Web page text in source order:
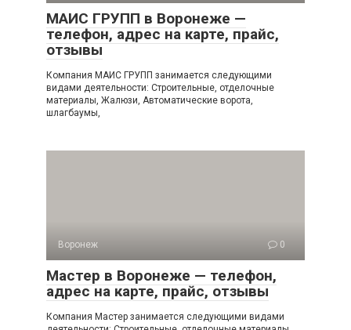
МАИС ГРУПП в Воронеже —
телефон, адрес на карте, прайс,
отзывы
Компания МАИС ГРУПП занимается следующими
видами деятельности: Строительные, отделочные
материалы, Жалюзи, Автоматические ворота,
шлагбаумы,
Воронеж 0
Мастер в Воронеже — телефон,
адрес на карте, прайс, отзывы
Компания Мастер занимается следующими видами